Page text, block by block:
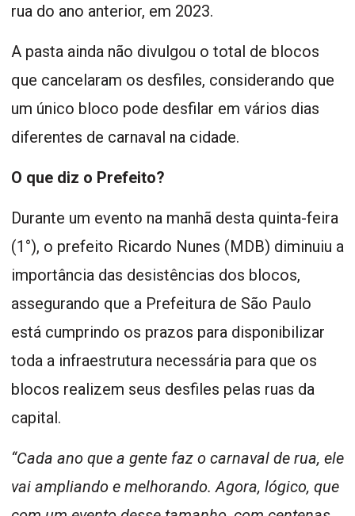
rua do ano anterior, em 2023.
A pasta ainda não divulgou o total de blocos
que cancelaram os desfiles, considerando que
um único bloco pode desfilar em vários dias
diferentes de carnaval na cidade.
O que diz o Prefeito?
Durante um evento na manhã desta quinta-feira
(1°), o prefeito Ricardo Nunes (MDB) diminuiu a
importância das desistências dos blocos,
assegurando que a Prefeitura de São Paulo
está cumprindo os prazos para disponibilizar
toda a infraestrutura necessária para que os
blocos realizem seus desfiles pelas ruas da
capital.
“Cada ano que a gente faz o carnaval de rua, ele
vai ampliando e melhorando. Agora, lógico, que